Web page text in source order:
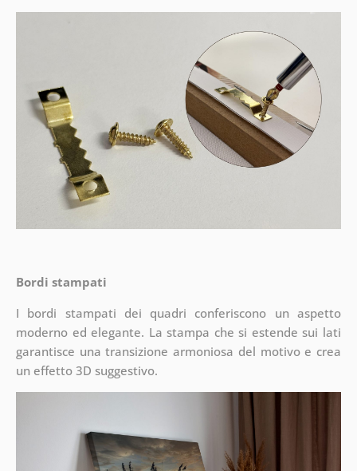
Bordi stampati
I bordi stampati dei quadri conferiscono un aspetto
moderno ed elegante. La stampa che si estende sui lati
garantisce una transizione armoniosa del motivo e crea
un effetto 3D suggestivo.